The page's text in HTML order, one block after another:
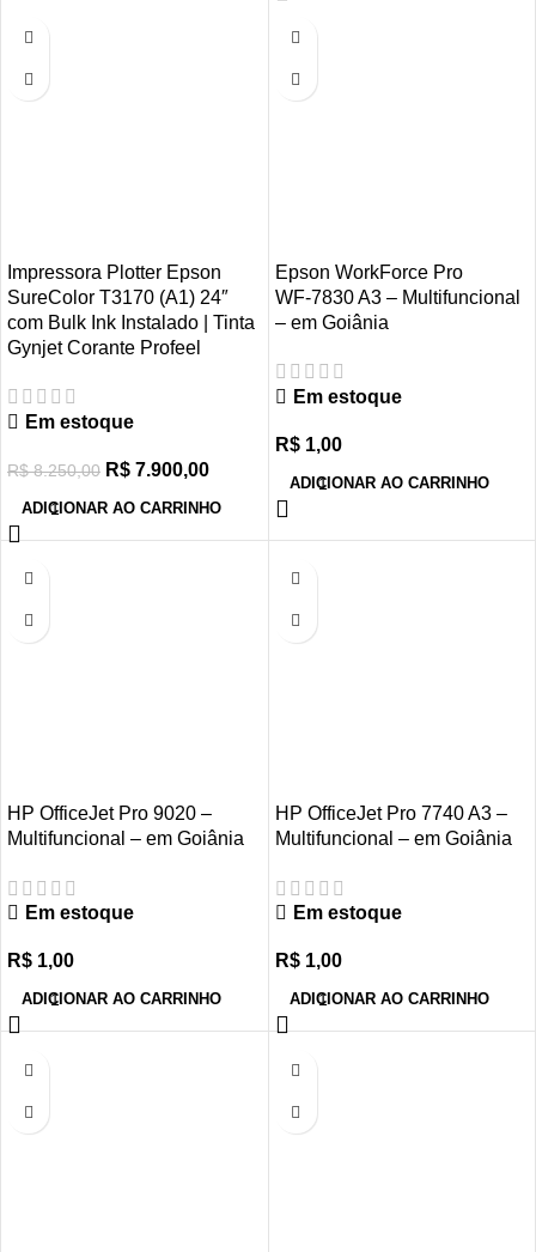
Impressora Plotter Epson
SureColor T3170 (A1) 24″
com Bulk Ink Instalado | Tinta
Gynjet Corante Profeel
Em estoque
R$8.250,00 R$ 7.900,00
ADICIONAR AO CARRINHO
Epson WorkForce Pro
WF‑7830 A3 – Multifuncional
– em Goiânia
Em estoque
R$1,00
ADICIONAR AO CARRINHO
HP OfficeJet Pro 9020 –
Multifuncional – em Goiânia
Em estoque
R$ 1,00
ADICIONAR AO CARRINHO
HP OfficeJet Pro 7740 A3 –
Multifuncional – em Goiânia
Em estoque
R$1,00
ADICIONAR AO CARRINHO